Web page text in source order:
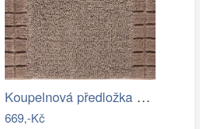
Koupelnová předložka CHESS
669,-Kč